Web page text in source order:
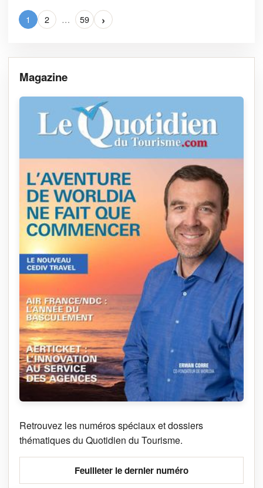
1 2 … 59 ›
Magazine
Retrouvez les numéros spéciaux et dossiers
thématiques du Quotidien du Tourisme.
Feuilleter le dernier numéro